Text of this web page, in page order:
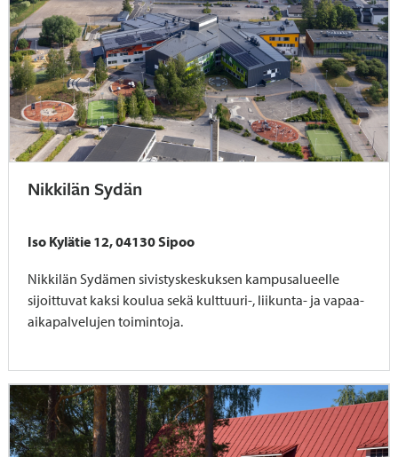
Nikkilän Sydän
Iso Kylätie 12, 04130 Sipoo
Nikkilän Sydämen sivistyskeskuksen kampusalueelle
sijoittuvat kaksi koulua sekä kulttuuri-, liikunta- ja vapaa-
aikapalvelujen toimintoja.